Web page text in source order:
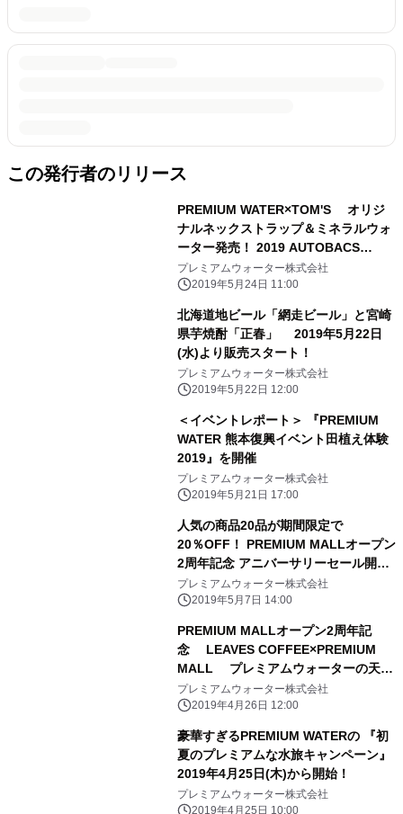
この発行者のリリース
PREMIUM WATER×TOM'S オリジ
ナルネックストラップ＆ミネラルウォ
ーター発売！ 2019 AUTOBACS
SUPER GTおよび 全日本スーパーフォ
ーミュラ選手権会場にて販売
プレミアムウォーター株式会社
2019年5月24日 11:00
北海道地ビール「網走ビール」と宮崎
県芋焼酎「正春」 2019年5月22日
(水)より販売スタート！
プレミアムウォーター株式会社
2019年5月22日 12:00
＜イベントレポート＞ 『PREMIUM
WATER 熊本復興イベント田植え体験
2019』を開催
プレミアムウォーター株式会社
2019年5月21日 17:00
人気の商品20品が期間限定で
20％OFF！ PREMIUM MALLオープン
2周年記念 アニバーサリーセール開
催！ 2019年5月2日(木)～22日(水)
プレミアムウォーター株式会社
2019年5月7日 14:00
PREMIUM MALLオープン2周年記
念 LEAVES COFFEE×PREMIUM
MALL プレミアムウォーターの天然
水に合うコーヒー 2019年4月26日
(金)より限定販売開始！
プレミアムウォーター株式会社
2019年4月26日 12:00
豪華すぎるPREMIUM WATERの 『初
夏のプレミアムな水旅キャンペーン』
2019年4月25日(木)から開始！
プレミアムウォーター株式会社
2019年4月25日 10:00